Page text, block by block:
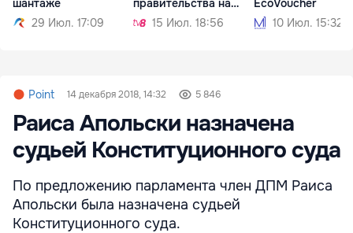
шантаже
29 Июл. 17:09
правительства на
будущей неделе
15 Июл. 18:56
EcoVoucher
10 Июл. 15:32
Point 14 декабря 2018, 14:32 5 846
Раиса Апольски назначена
судьей Конституционного суда
По предложению парламента член ДПМ Раиса
Апольски была назначена судьей
Конституционного суда.